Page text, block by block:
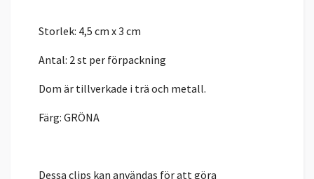
Storlek: 4,5 cm x 3 cm
Antal: 2 st per förpackning
Dom är tillverkade i trä och metall.
Färg: GRÖNA
Dessa clips kan användas för att göra